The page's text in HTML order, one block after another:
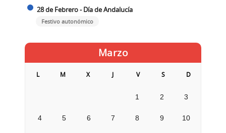
28 de Febrero - Día de Andalucía
Festivo autonómico
Marzo
L M X J V S D
1 2 3
4 5 6 7 8 9 10